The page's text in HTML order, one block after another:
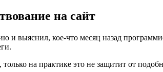
на сайт
выяснил, кое-что месяц назад
на практике это не защитит от